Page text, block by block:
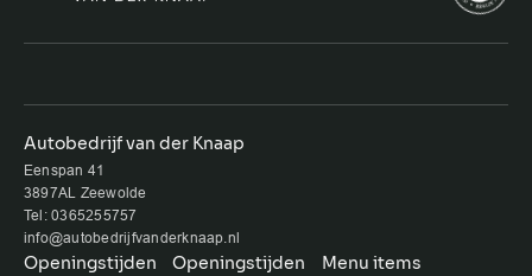
Autobedrijf van der Knaap
Eenspan 41
3897AL Zeewolde
Tel: 0365255757
info@autobedrijfvanderknaap.nl
Openingstijden
Openingstijden
Menu items